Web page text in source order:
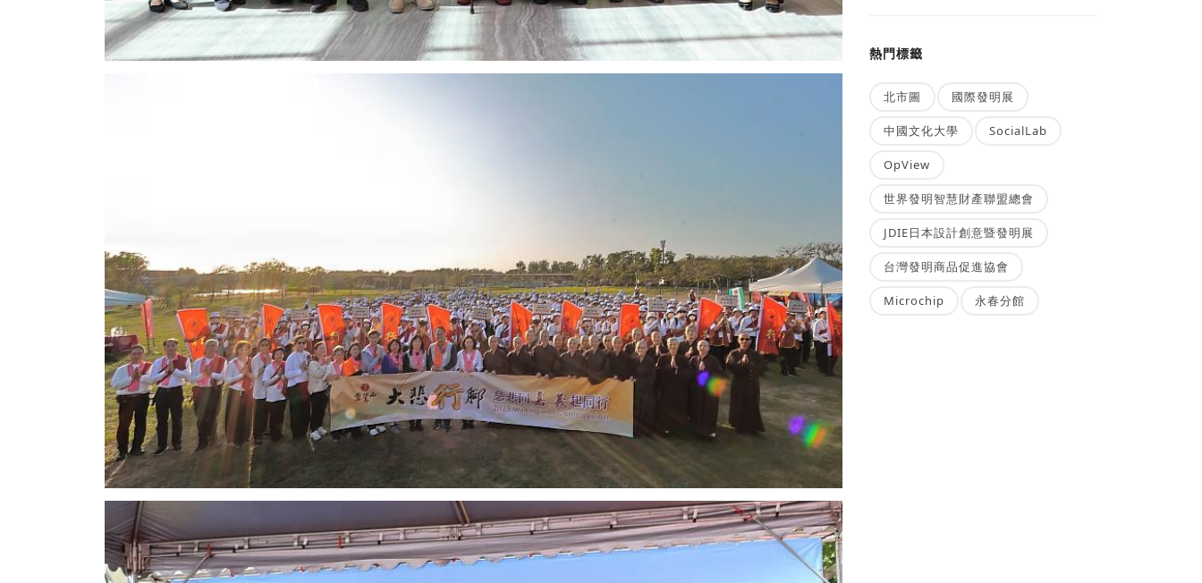
熱門標籤
北市圖 國際發明展
中國文化大學 SocialLab
OpView
世界發明智慧財產聯盟總會
JDIE日本設計創意暨發明展
台灣發明商品促進協會
Microchip 永春分館